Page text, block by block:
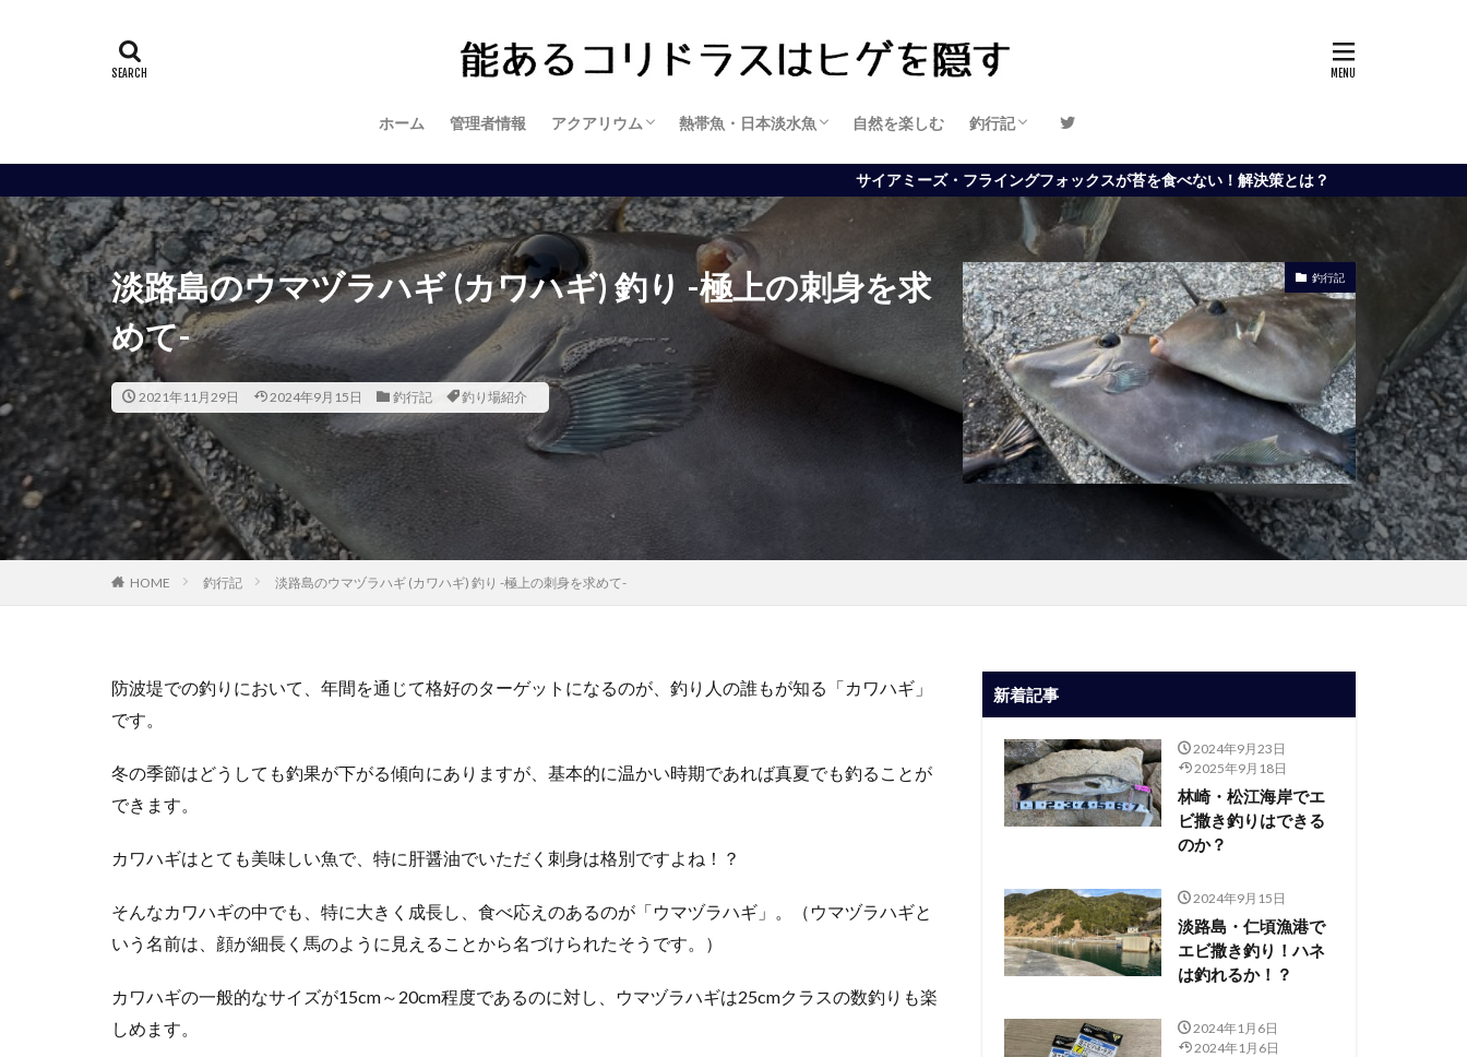
ホーム 管理者情報 アクアリウム
アクアリウムの基礎知識
アクアリウムの管理方法
水草管理
水槽・設備
熱帯魚・日本淡水魚
魚に関する知識
魚の飼育方法
自然を楽しむ 釣行記
釣り場紹介
釣り道具レビュー
サイアミーズ・フライングフォックスが苔を食べない！解決策とは？
淡路島のウマヅラハギ (カワハギ) 釣り -極上の刺身を求
めて-
2021年11月29日 2024年9月15日 釣行記 釣り場紹介
釣行記
HOME 釣行記 淡路島のウマヅラハギ (カワハギ) 釣り -極上の刺身を求めて-
防波堤での釣りにおいて、年間を通じて格好のターゲットになるのが、釣り人の誰もが知る「カワハギ」
です。
冬の季節はどうしても釣果が下がる傾向にありますが、基本的に温かい時期であれば真夏でも釣ることが
できます。
カワハギはとても美味しい魚で、特に肝醤油でいただく刺身は格別ですよね！？
そんなカワハギの中でも、特に大きく成長し、食べ応えのあるのが「ウマヅラハギ」。（ウマヅラハギと
いう名前は、顔が細長く馬のように見えることから名づけられたそうです。）
カワハギの一般的なサイズが15cm～20cm程度であるのに対し、ウマヅラハギは25cmクラスの数釣りも楽
しめます。
新着記事
2024年9月23日
2025年9月18日
林崎・松江海岸でエ
ビ撒き釣りはできる
のか？
2024年9月15日
淡路島・仁頃漁港で
エビ撒き釣り！ハネ
は釣れるか！？
2024年1月6日
2024年1月6日